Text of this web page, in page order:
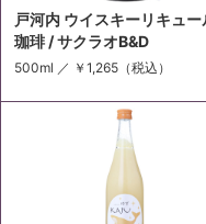
戸河内 ウイスキーリキュー
珈琲 / サクラオB&D
500ml ／ ￥1,265 （税込）